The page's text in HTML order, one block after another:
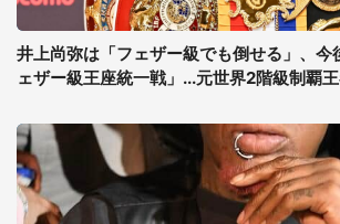
井上尚弥は「フェザー級でも倒せる」、今
ェザー級王座統一戦」...元世界2階級制覇